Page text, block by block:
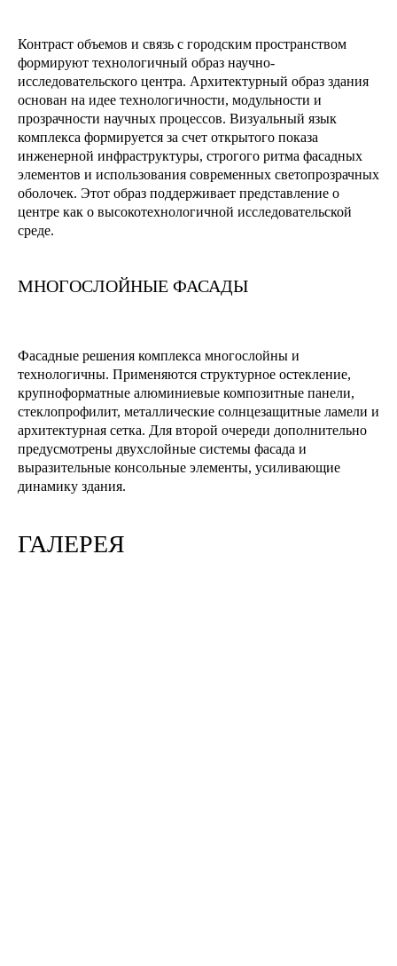
Контраст объемов и связь с городским пространством
формируют технологичный образ научно-
исследовательского центра. Архитектурный образ здания
основан на идее технологичности, модульности и
прозрачности научных процессов. Визуальный язык
комплекса формируется за счет открытого показа
инженерной инфраструктуры, строгого ритма фасадных
элементов и использования современных светопрозрачных
оболочек. Этот образ поддерживает представление о
центре как о высокотехнологичной исследовательской
среде.
МНОГОСЛОЙНЫЕ ФАСАДЫ
Фасадные решения комплекса многослойны и
технологичны. Применяются структурное остекление,
крупноформатные алюминиевые композитные панели,
стеклопрофилит, металлические солнцезащитные ламели и
архитектурная сетка. Для второй очереди дополнительно
предусмотрены двухслойные системы фасада и
выразительные консольные элементы, усиливающие
динамику здания.
ГАЛЕРЕЯ